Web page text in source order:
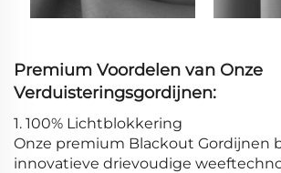
Premium Voordelen van Onze
Verduisteringsgordijnen:
1. 100% Lichtblokkering
Onze premium Blackout Gordijnen
innovatieve drievoudige